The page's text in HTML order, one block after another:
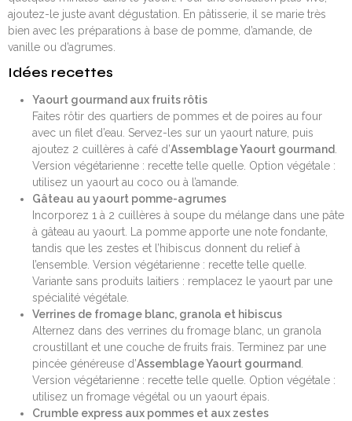
ajoutez-le juste avant dégustation. En pâtisserie, il se marie très
bien avec les préparations à base de pomme, d’amande, de
vanille ou d’agrumes.
Idées recettes
Yaourt gourmand aux fruits rôtis
Faites rôtir des quartiers de pommes et de poires au four
avec un filet d’eau. Servez-les sur un yaourt nature, puis
ajoutez 2 cuillères à café d’Assemblage Yaourt gourmand.
Version végétarienne : recette telle quelle. Option végétale :
utilisez un yaourt au coco ou à l’amande.
Gâteau au yaourt pomme-agrumes
Incorporez 1 à 2 cuillères à soupe du mélange dans une pâte
à gâteau au yaourt. La pomme apporte une note fondante,
tandis que les zestes et l’hibiscus donnent du relief à
l’ensemble. Version végétarienne : recette telle quelle.
Variante sans produits laitiers : remplacez le yaourt par une
spécialité végétale.
Verrines de fromage blanc, granola et hibiscus
Alternez dans des verrines du fromage blanc, un granola
croustillant et une couche de fruits frais. Terminez par une
pincée généreuse d’Assemblage Yaourt gourmand.
Version végétarienne : recette telle quelle. Option végétale :
utilisez un fromage végétal ou un yaourt épais.
Crumble express aux pommes et aux zestes